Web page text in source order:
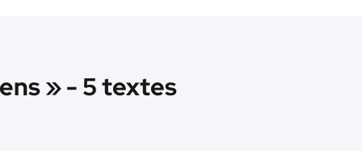
» - 5 textes